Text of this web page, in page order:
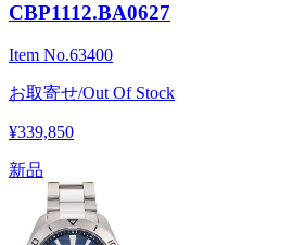
CBP1112.BA0627
Item No.63400
お取寄せ/Out Of Stock
¥339,850
新品